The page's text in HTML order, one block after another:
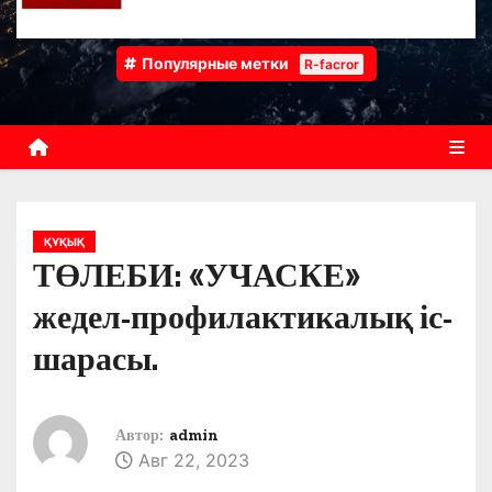
Популярные метки R-facror
ҚҰҚЫҚ
ТӨЛЕБИ: «УЧАСКЕ»
жедел-профилактикалық іс-
шарасы.
Автор: admin
Авг 22, 2023